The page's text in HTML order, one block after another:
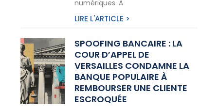
numériques. À
LIRE L'ARTICLE >
SPOOFING BANCAIRE : LA
COUR D’APPEL DE
VERSAILLES CONDAMNE LA
BANQUE POPULAIRE À
REMBOURSER UNE CLIENTE
ESCROQUÉE